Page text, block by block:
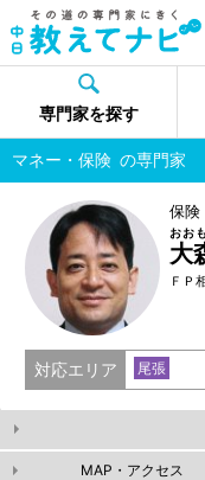
専門家を探す
マネー・保険 の専門家
保険
大
おお
ＦＰ
対応エリア 尾張
MAP・アクセス